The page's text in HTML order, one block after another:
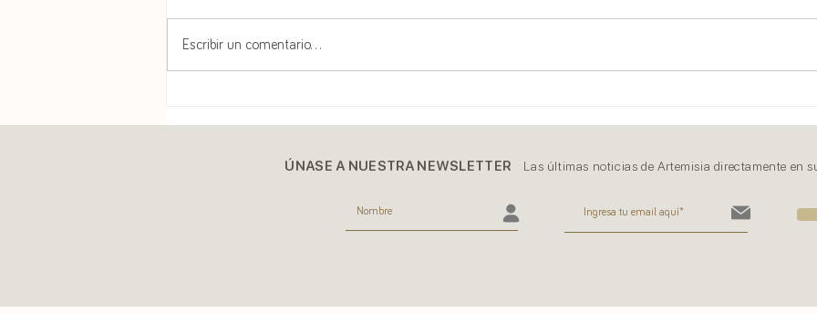
Escribir un comentario...
ÚNASE A NUESTRA NEWSLETTER Las últimas noticias de Artemisia directamente en